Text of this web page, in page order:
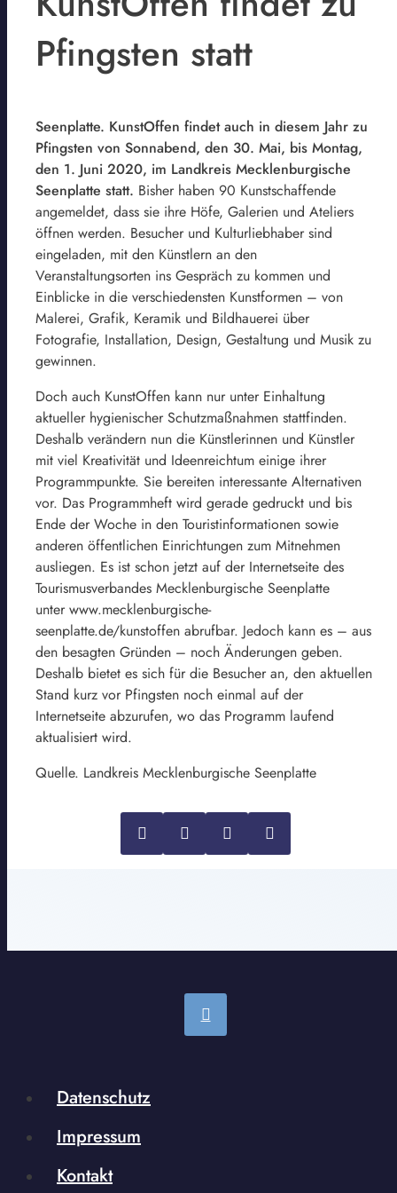
Pfingsten statt
Seenplatte. KunstOffen findet auch in diesem Jahr zu
Pfingsten von Sonnabend, den 30. Mai, bis Montag,
den 1. Juni 2020, im Landkreis Mecklenburgische
Seenplatte statt. Bisher haben 90 Kunstschaffende
angemeldet, dass sie ihre Höfe, Galerien und Ateliers
öffnen werden. Besucher und Kulturliebhaber sind
eingeladen, mit den Künstlern an den
Veranstaltungsorten ins Gespräch zu kommen und
Einblicke in die verschiedensten Kunstformen – von
Malerei, Grafik, Keramik und Bildhauerei über
Fotografie, Installation, Design, Gestaltung und Musik zu
gewinnen.
Doch auch KunstOffen kann nur unter Einhaltung
aktueller hygienischer Schutzmaßnahmen stattfinden.
Deshalb verändern nun die Künstlerinnen und Künstler
mit viel Kreativität und Ideenreichtum einige ihrer
Programmpunkte. Sie bereiten interessante Alternativen
vor. Das Programmheft wird gerade gedruckt und bis
Ende der Woche in den Touristinformationen sowie
anderen öffentlichen Einrichtungen zum Mitnehmen
ausliegen. Es ist schon jetzt auf der Internetseite des
Tourismusverbandes Mecklenburgische Seenplatte
unter www.mecklenburgische-
seenplatte.de/kunstoffen abrufbar. Jedoch kann es – aus
den besagten Gründen – noch Änderungen geben.
Deshalb bietet es sich für die Besucher an, den aktuellen
Stand kurz vor Pfingsten noch einmal auf der
Internetseite abzurufen, wo das Programm laufend
aktualisiert wird.
Quelle. Landkreis Mecklenburgische Seenplatte
Datenschutz
Impressum
Kontakt